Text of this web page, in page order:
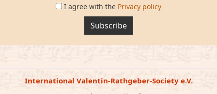
I agree with the Privacy policy
Subscribe
International Valentin-Rathgeber-Society e.V.